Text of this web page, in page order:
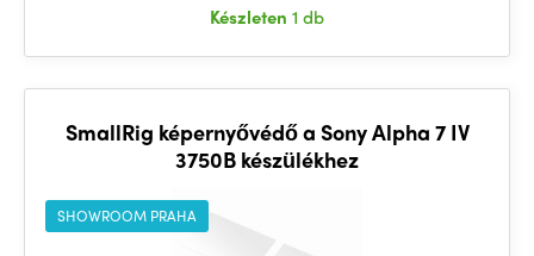
Készleten 1 db
SmallRig képernyővédő a Sony Alpha 7 IV
3750B készülékhez
SHOWROOM PRAHA